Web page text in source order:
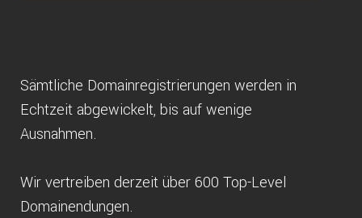
Sämtliche Domainregistrierungen werden in
Echtzeit abgewickelt, bis auf wenige
Ausnahmen.
Wir vertreiben derzeit über 600 Top-Level
Domainendungen.